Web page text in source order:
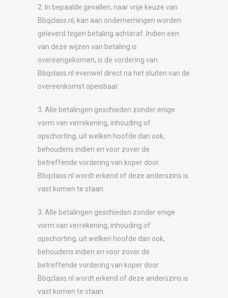
2. In bepaalde gevallen, naar vrije keuze van
Bbqclass.nl, kan aan ondernemingen worden
geleverd tegen betaling achteraf. Indien een
van deze wijzen van betaling is
overeengekomen, is de vordering van
Bbqclass.nl evenwel direct na het sluiten van de
overeenkomst opeisbaar.
3. Alle betalingen geschieden zonder enige
vorm van verrekening, inhouding of
opschorting, uit welken hoofde dan ook,
behoudens indien en voor zover de
betreffende vordering van koper door
Bbqclass.nl wordt erkend of deze anderszins is
vast komen te staan.
3. Alle betalingen geschieden zonder enige
vorm van verrekening, inhouding of
opschorting, uit welken hoofde dan ook,
behoudens indien en voor zover de
betreffende vordering van koper door
Bbqclass.nl wordt erkend of deze anderszins is
vast komen te staan.